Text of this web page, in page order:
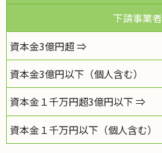
下請事業者
資本金3億円超 ⇒
資本金3億円以下（個人含む）
資本金１千万円超3億円以下 ⇒
資本金１千万円以下（個人含む）